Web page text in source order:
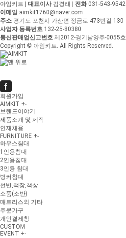
아임키트
대표이사김경래 전화031-543-9542
이메일 aimkit1760@naver.com
주소 경기도 포천시 가산면 정금로 473번길 130
사업자 등록번호 132-25-80380
통신판매업신고번호 제2012-경기남양주-0055호
Copyright © 아임키트. All Rights Reserved.
회원가입
AIMKIT +-
브랜드이야기
제품소개 및 제작
인재채용
FURNITURE +-
하우스침대
1인용침대
2인용침대
3인용 침대
벙커침대
선반,책장,책상
소품(소반)
매트리스외 기타
주문가구
개인결제창
CUSTOM
EVENT +-